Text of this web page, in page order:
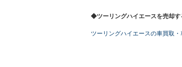
◆ツーリングハイエースを売却す
ツーリングハイエースの車買取・